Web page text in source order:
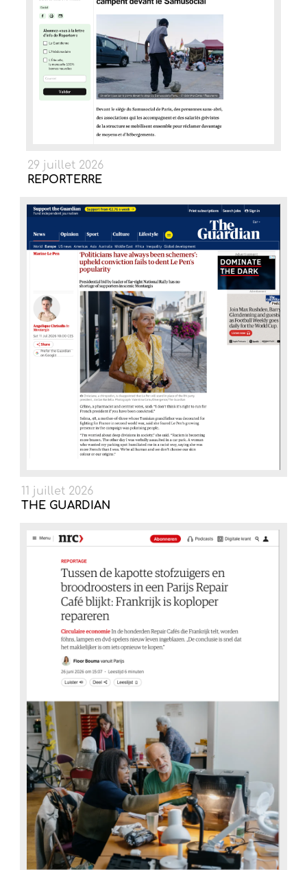
29 juillet 2026
REPORTERRE
11 juillet 2026
THE GUARDIAN